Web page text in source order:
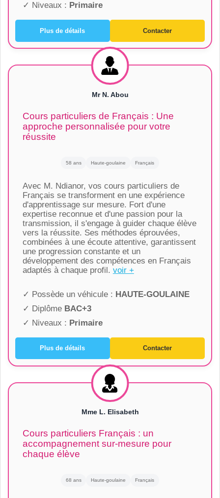
✓ Niveaux : Primaire
Plus de détails Contacter
Mr N. Abou
Cours particuliers de Français : Une
approche personnalisée pour votre
réussite
58 ans Haute-goulaine Français
Avec M. Ndianor, vos cours particuliers de
Français se transforment en une expérience
d'apprentissage sur mesure. Fort d'une
expertise reconnue et d'une passion pour la
transmission, il s'engage à guider chaque élève
vers la réussite. Ses méthodes éprouvées,
combinées à une écoute attentive, garantissent
une progression constante et un
développement des compétences en Français
adaptés à chaque profil. voir +
✓ Possède un véhicule : HAUTE-GOULAINE
✓ Diplôme BAC+3
✓ Niveaux : Primaire
Plus de détails Contacter
Mme L. Elisabeth
Cours particuliers Français : un
accompagnement sur-mesure pour
chaque élève
68 ans Haute-goulaine Français